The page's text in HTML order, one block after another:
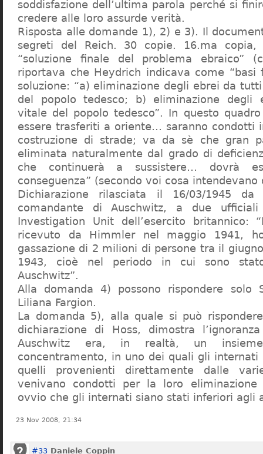
soddisfazione dell’ultima parola perché si
credere alle loro assurde verità.
Risposta alle domande 1), 2) e 3). Il
segreti del Reich. 30 copie. 16.ma copia,
“soluzione finale del problema ebraico”
riportava che Heydrich indicava come “basi
soluzione: “a) eliminazione degli ebrei da
del popolo tedesco; b) eliminazione degli
vitale del popolo tedesco”. In questo
essere trasferiti a oriente… saranno condotti
costruzione di strade; va da sè che gran
eliminata naturalmente dal grado di
che continuerà a sussistere… dovrà
conseguenza” (secondo voi cosa intendevano
Dichiarazione rilasciata il 16/03/1945
comandante di Auschwitz, a due
Investigation Unit dell’esercito britannico:
ricevuto da Himmler nel maggio 1941,
gassazione di 2 milioni di persone tra il
1943, cioè nel periodo in cui sono
Auschwitz”.
Alla domanda 4) possono rispondere solo
Liliana Fargion.
La domanda 5), alla quale si può
dichiarazione di Hoss, dimostra
Auschwitz era, in realtà, un
concentramento, in uno dei quali gli
quelli provenienti direttamente dalle
venivano condotti per la loro eliminazione
ovvio che gli internati siano stati inferiori agli
23 Nov 2008, 21:34
#33 Daniele Coppin